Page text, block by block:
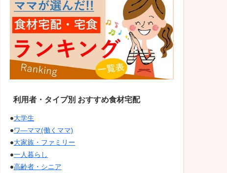
利用者・タイプ別 おすすめ食材宅配
●大学生
●ワ―ママ(働くママ)
●大家族・ファミリー
●一人暮らし
●高齢者・シニア